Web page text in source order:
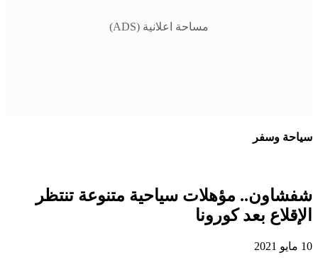
مساحة اعلانية (ADS)
سياحة وسفر
شفشاون.. مؤهلات سياحية متنوعة تنتظر
الإقلاع بعد كورونا
10 مايو 2021